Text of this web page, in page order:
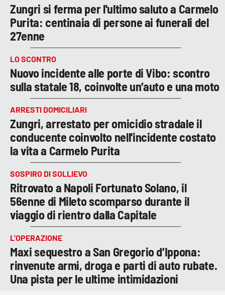
Zungri si ferma per l'ultimo saluto a Carmelo
Purita: centinaia di persone ai funerali del
27enne
LO SCONTRO
Nuovo incidente alle porte di Vibo: scontro
sulla statale 18, coinvolte un’auto e una moto
ARRESTI DOMICILIARI
Zungri, arrestato per omicidio stradale il
conducente coinvolto nell'incidente costato
la vita a Carmelo Purita
SOSPIRO DI SOLLIEVO
Ritrovato a Napoli Fortunato Solano, il
56enne di Mileto scomparso durante il
viaggio di rientro dalla Capitale
L’OPERAZIONE
Maxi sequestro a San Gregorio d’Ippona:
rinvenute armi, droga e parti di auto rubate.
Una pista per le ultime intimidazioni